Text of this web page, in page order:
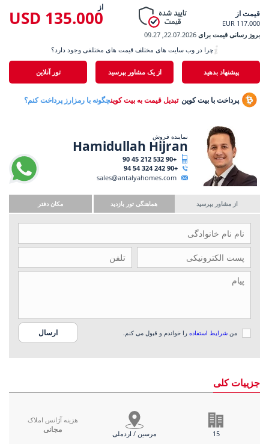
قیمت از
117.000 EUR
از
135.000 USD
بروز رسانی قیمت برای 22.07.2026, 09.27
پیشنهاد بدهید از یک مشاور بپرسید تور آنلاین
چرا در وب سایت های مختلف قیمت های مختلفی وجود دارد؟
پرداخت با بیت کوین تبدیل قیمت به بیت کوینچگونه با رمزارز پرداخت کنم؟
نماینده فروش
Hamidullah Hijran
+90 532 212 45 90
+90 242 324 54 94
sales@antalyahomes.com
از مشاور بپرسید هماهنگی تور بازدید مکان دفتر
من شرایط استفاده را خواندم و قبول می کنم.
جزییات کلی
هزینه آژانس املاک
مجانی مرسین / اردملی 15